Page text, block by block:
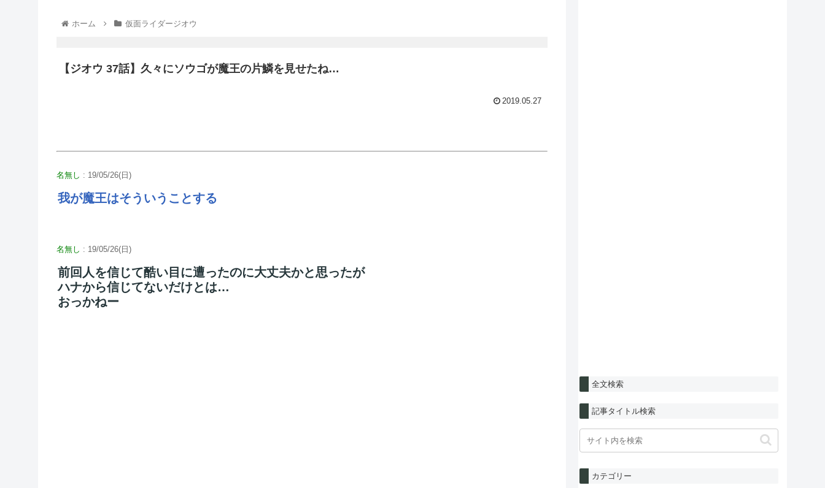
ホーム 仮面ライダージオウ
【ジオウ 37話】久々にソウゴが魔王の片鱗を見せたね…
2019.05.27
名無し : 19/05/26(日)
我が魔王はそういうことする
名無し : 19/05/26(日)
前回人を信じて酷い目に遭ったのに大丈夫かと思ったが
ハナから信じてないだけとは…
おっかねー
全文検索
記事タイトル検索
カテゴリー